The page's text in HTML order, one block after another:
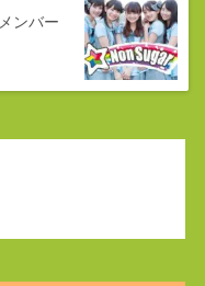
ンバー